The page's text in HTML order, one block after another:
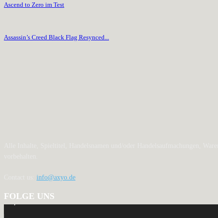
Ascend to Zero im Test
Assassin’s Creed Black Flag Resynced...
info@axyo.de
FOLGE UNS